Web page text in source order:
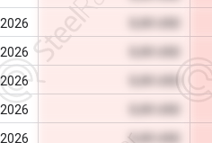
2026
2026
2026
2026
2026 0,00 USD